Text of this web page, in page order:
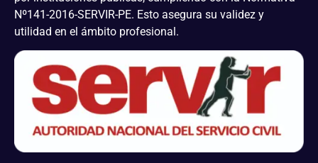
Nº141-2016-SERVIR-PE. Esto asegura su validez y
utilidad en el ámbito profesional.